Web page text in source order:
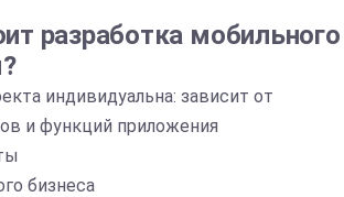
разработка мобильного
индивидуальна: зависит от
и функций приложения
бизнеса